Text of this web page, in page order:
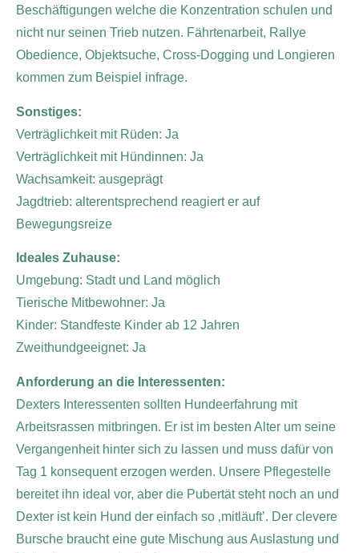
Beschäftigungen welche die Konzentration schulen und
nicht nur seinen Trieb nutzen. Fährtenarbeit, Rallye
Obedience, Objektsuche, Cross-Dogging und Longieren
kommen zum Beispiel infrage.
Sonstiges:
Verträglichkeit mit Rüden: Ja
Verträglichkeit mit Hündinnen: Ja
Wachsamkeit: ausgeprägt
Jagdtrieb: alterentsprechend reagiert er auf
Bewegungsreize
Ideales Zuhause:
Umgebung: Stadt und Land möglich
Tierische Mitbewohner: Ja
Kinder: Standfeste Kinder ab 12 Jahren
Zweithundgeeignet: Ja
Anforderung an die Interessenten:
Dexters Interessenten sollten Hundeerfahrung mit
Arbeitsrassen mitbringen. Er ist im besten Alter um seine
Vergangenheit hinter sich zu lassen und muss dafür von
Tag 1 konsequent erzogen werden. Unsere Pflegestelle
bereitet ihn ideal vor, aber die Pubertät steht noch an und
Dexter ist kein Hund der einfach so ‚mitläuft’. Der clevere
Bursche braucht eine gute Mischung aus Auslastung und